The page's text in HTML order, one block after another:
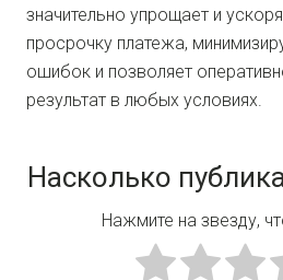
значительно упрощает и
просрочку платежа,
ошибок и позволяет
результат в любых условиях.
Насколько
Нажмите на звезду,